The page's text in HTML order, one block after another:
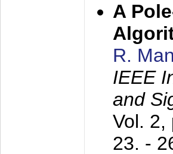
A
R.
IEEE
and
Vol.
23. -